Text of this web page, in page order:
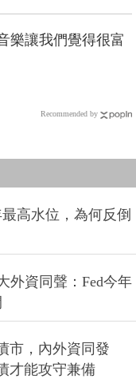
樂讓我們覺得很富
Recommended by
高水位，為何反倒
外資同聲：Fed今年
市，內外資同發
才能攻守兼備